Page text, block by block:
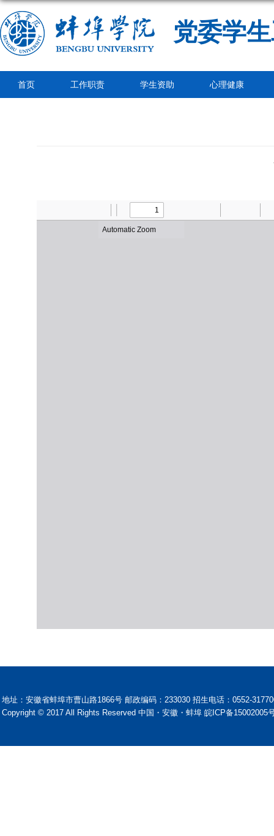
党委学
首页 工作职责 学生资助 心理健康
地址：安徽省蚌埠市曹山路1866号 邮政编码：233030 招生电话：0552-
Copyright © 2017 All Rights Reserved 中国・安徽・蚌埠 皖ICP备15002005